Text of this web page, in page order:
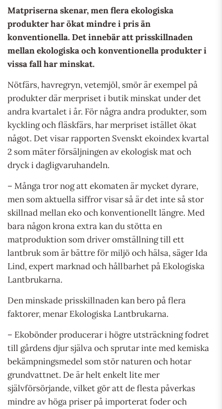
Matpriserna skenar, men flera ekologiska
produkter har ökat mindre i pris än
konventionella. Det innebär att prisskillnaden
mellan ekologiska och konventionella produkter i
vissa fall har minskat.
Nötfärs, havregryn, vetemjöl, smör är exempel på
produkter där merpriset i butik minskat under det
andra kvartalet i år. För några andra produkter, som
kyckling och fläskfärs, har merpriset istället ökat
något. Det visar rapporten Svenskt ekoindex kvartal
2 som mäter försäljningen av ekologisk mat och
dryck i dagligvaruhandeln.
– Många tror nog att ekomaten är mycket dyrare,
men som aktuella siffror visar så är det inte så stor
skillnad mellan eko och konventionellt längre. Med
bara någon krona extra kan du stötta en
matproduktion som driver omställning till ett
lantbruk som är bättre för miljö och hälsa, säger Ida
Lind, expert marknad och hållbarhet på Ekologiska
Lantbrukarna.
Den minskade prisskillnaden kan bero på flera
faktorer, menar Ekologiska Lantbrukarna.
– Ekobönder producerar i högre utsträckning fodret
till gårdens djur själva och sprutar inte med kemiska
bekämpningsmedel som stör naturen och hotar
grundvattnet. De är helt enkelt lite mer
självförsörjande, vilket gör att de flesta påverkas
mindre av höga priser på importerat foder och